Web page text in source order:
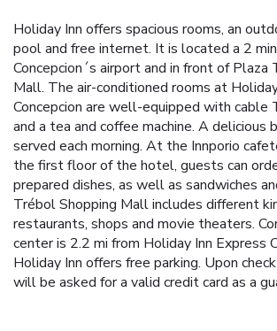
Holiday Inn offers spacious rooms, an
pool and free internet. It is located a 2
Concepcion´s airport and in front of Plaza
Mall. The air-conditioned rooms at
Concepcion are well-equipped with cable
and a tea and coffee machine. A delicious
served each morning. At the Innporio
the first floor of the hotel, guests can
prepared dishes, as well as sandwiches
Trébol Shopping Mall includes different
restaurants, shops and movie theaters.
center is 2.2 mi from Holiday Inn Express
Holiday Inn offers free parking. Upon
will be asked for a valid credit card as a